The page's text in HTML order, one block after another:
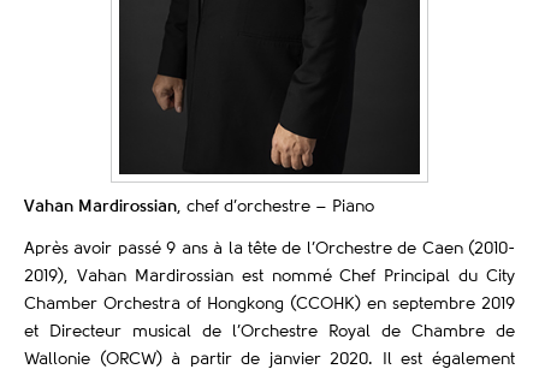
Vahan Mardirossian , chef d’orchestre – Piano
Après avoir passé 9 ans à la tête de l’Orchestre de Caen (2010-
2019), Vahan Mardirossian est nommé Chef Principal du City
Chamber Orchestra of Hongkong (CCOHK) en septembre 2019
et Directeur musical de l’Orchestre Royal de Chambre de
Wallonie (ORCW) à partir de janvier 2020. Il est également